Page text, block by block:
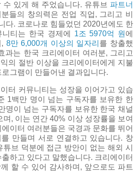
있게 해 주었습니다. 유튜브 파트너
들의 창의력은 전업 직업, 그리고 비
다. 코로나로 힘들었던 2020년에도 한
티는 한국 경제에 1조 5970억 원 에
8만 6,000개 이상의 일자리 를 창출했
과는 한국 크리에이터 여러분, 그리고
의 절반 이상을 크리에이터에게 지불
그램이 만들어낸 결과입니다.
터 커뮤니티는 성장을 이어가고 있습
1백만 명이 넘는 구독자를 보유한 한
명이 넘는 구독자를 보유한 한국 채널
, 이는 연간 40% 이상 성장률을 보여
이터 여러분들은 국경과 문화를 뛰어
만들며 서로 연결하고 있습니다. 창
브 덕분에 접근 방안이 없는 해외 시
하고 있다고 말했습니다. 크리에이터
할 수 있어 감사하며, 앞으로도 파트